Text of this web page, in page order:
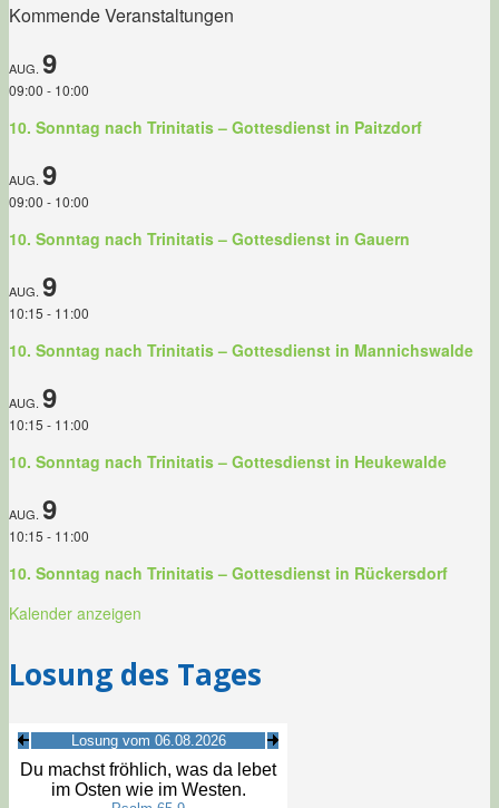
Kommende Veranstaltungen
AUG. 9
09:00 - 10:00
10. Sonntag nach Trinitatis – Gottesdienst in Paitzdorf
AUG. 9
09:00 - 10:00
10. Sonntag nach Trinitatis – Gottesdienst in Gauern
AUG. 9
10:15 - 11:00
10. Sonntag nach Trinitatis – Gottesdienst in Mannichswalde
AUG. 9
10:15 - 11:00
10. Sonntag nach Trinitatis – Gottesdienst in Heukewalde
AUG. 9
10:15 - 11:00
10. Sonntag nach Trinitatis – Gottesdienst in Rückersdorf
Kalender anzeigen
Losung des Tages